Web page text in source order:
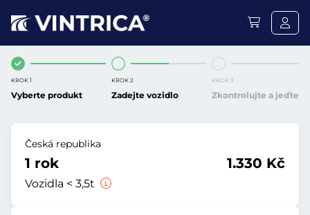
KROK 1
Vyberte produkt
KROK 2
Zadejte vozidlo
KROK 3
Zkontrolujte a jeďte
Česká republika
1 rok
Vozidla < 3,5t
1.330 Kč